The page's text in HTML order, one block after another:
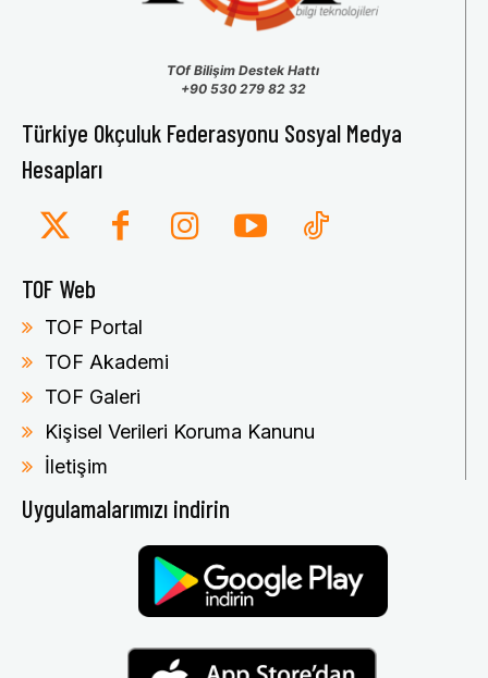
TOf Bilişim Destek Hattı
+90 530 279 82 32
Türkiye Okçuluk Federasyonu Sosyal Medya
Hesapları
TOF Web
TOF Portal
TOF Akademi
TOF Galeri
Kişisel Verileri Koruma Kanunu
İletişim
Uygulamalarımızı indirin